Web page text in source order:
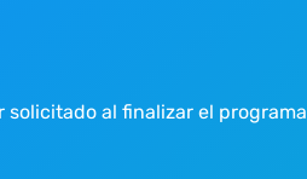
al finalizar el programa